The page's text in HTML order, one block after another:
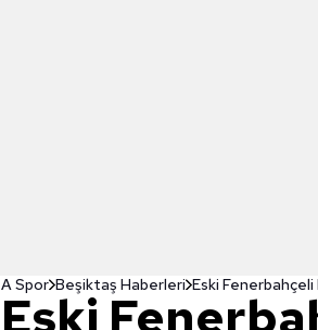
A Spor Beşiktaş Haberleri Eski
Eski